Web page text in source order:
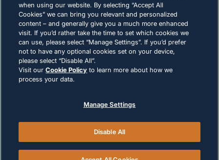
DATENSCHUTZERKLÄRUNG
Impressum
Nutzungsbedingungen
Cookie-Richtlinie
RECHTLICHE HINWEISE UND
© 2026 Versigent. All rights reserved
when using our website. By selecting “Accept All
Cookies” we can bring you relevant and personalized
content – and generally give you a much more enhanced
visit. If you’d rather take the time to set which cookies we
can use, please select “Manage Settings”. If you’d prefer
not to have any optional cookies set on your device,
please select “Disable All”.
Visit ourCookie Policy to learn more about how we
process your data.
Manage Settings
Disable All